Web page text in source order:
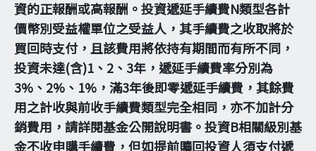
資的正報酬或高報酬。投資遞延手續費N類型各計
價幣別受益權單位之受益人，其手續費之收取將於
買回時支付，且該費用將依持有期間而有所不同，
投資未達(含)1、2、3年，遞延手續費率分別為
3%、2%、1%，滿3年後即零遞延手續費，其餘費
用之計收與前收手續費類型完全相同，亦不加計分
銷費用，請詳閱基金公開說明書。投資B相關級別基
金不收申購手續費，但如提前贖回投資人須支付遞